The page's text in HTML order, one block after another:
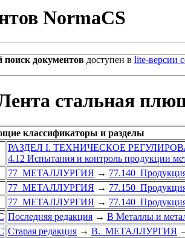
NormaCS
документов доступен в lite-версии
стальная
классификаторы и разделы
РАЗДЕЛ I. ТЕХНИЧЕСКОЕ
4.12 Испытания и контроль продукции
77 МЕТАЛЛУРГИЯ → 77.140
77 МЕТАЛЛУРГИЯ → 77.150
77 МЕТАЛЛУРГИЯ → 77.140
Последняя редакция → В Металлы и
Старая редакция → В. МЕТАЛЛУРГИЯ